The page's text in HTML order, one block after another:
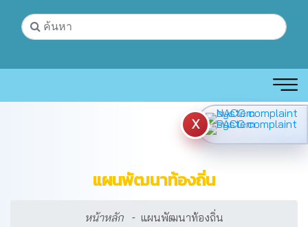
X
แผนพัฒนาท้องถิ่น
หน้าหลัก แผนพัฒนาท้องถิ่น